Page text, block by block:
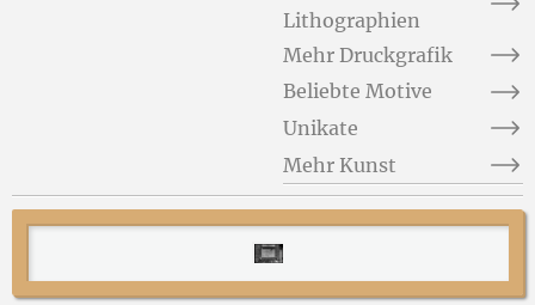
Lithographien
Mehr Druckgrafik
Beliebte Motive
Unikate
Mehr Kunst